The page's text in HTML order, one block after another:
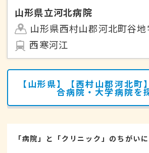
山形県立河北病院
山形県西村山郡河北町谷
西寒河江
【山形県】【西村山郡河北町
合病院・大学病院を
「病院」と「クリニック」のちがい